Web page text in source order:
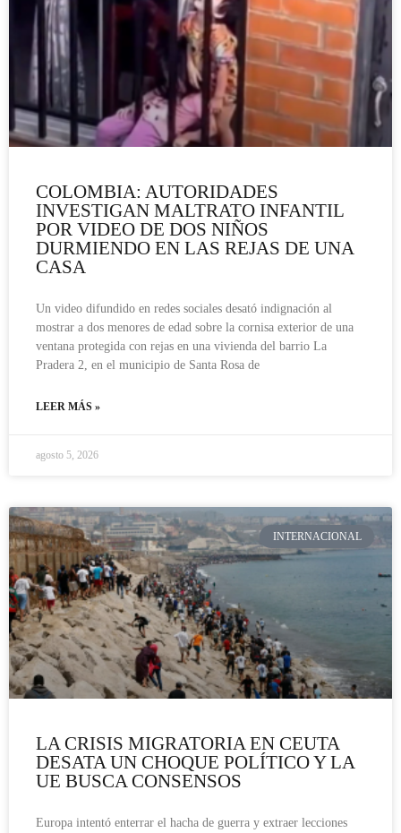
COLOMBIA: AUTORIDADES
INVESTIGAN MALTRATO INFANTIL
POR VIDEO DE DOS NIÑOS
DURMIENDO EN LAS REJAS DE UNA
CASA
Un video difundido en redes sociales desató indignación al
mostrar a dos menores de edad sobre la cornisa exterior de una
ventana protegida con rejas en una vivienda del barrio La
Pradera 2, en el municipio de Santa Rosa de
LEER MÁS »
agosto 5, 2026
INTERNACIONAL
LA CRISIS MIGRATORIA EN CEUTA
DESATA UN CHOQUE POLÍTICO Y LA
UE BUSCA CONSENSOS
Europa intentó enterrar el hacha de guerra y extraer lecciones